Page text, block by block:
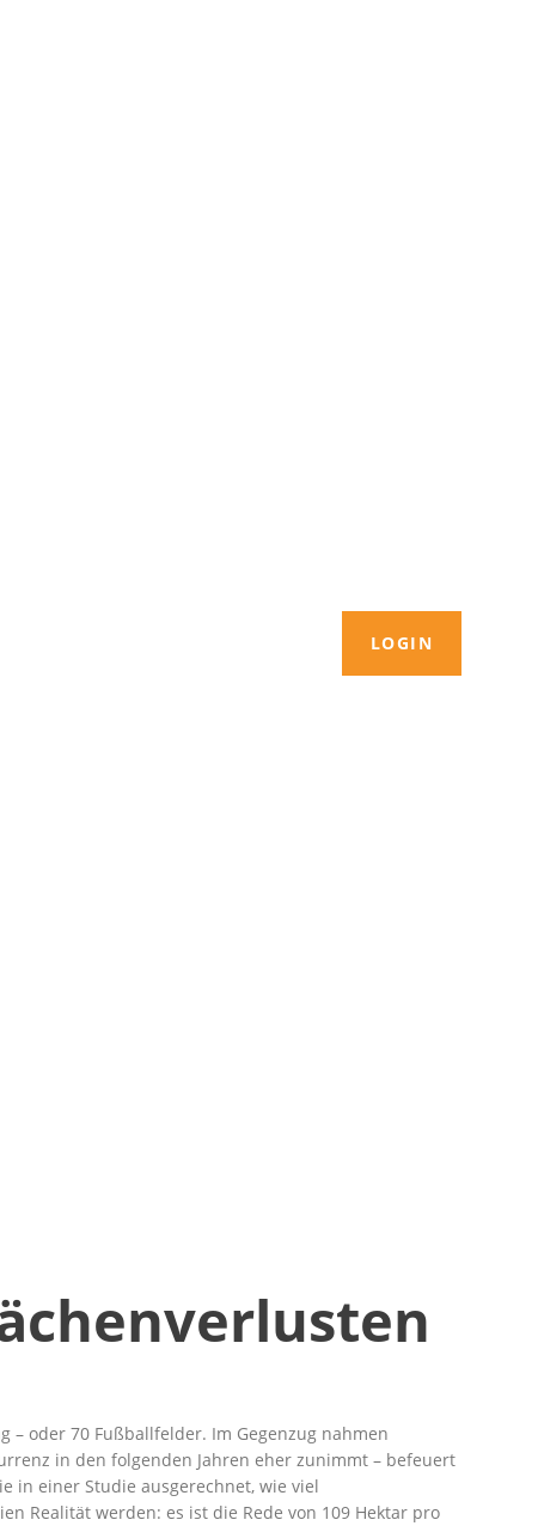
LOGIN
oder 70 Fußballfelder. Im Gegenzug nahmen
in den folgenden Jahren eher zunimmt – befeuert
in einer Studie ausgerechnet, wie viel
Realität werden: es ist die Rede von 109 Hektar pro